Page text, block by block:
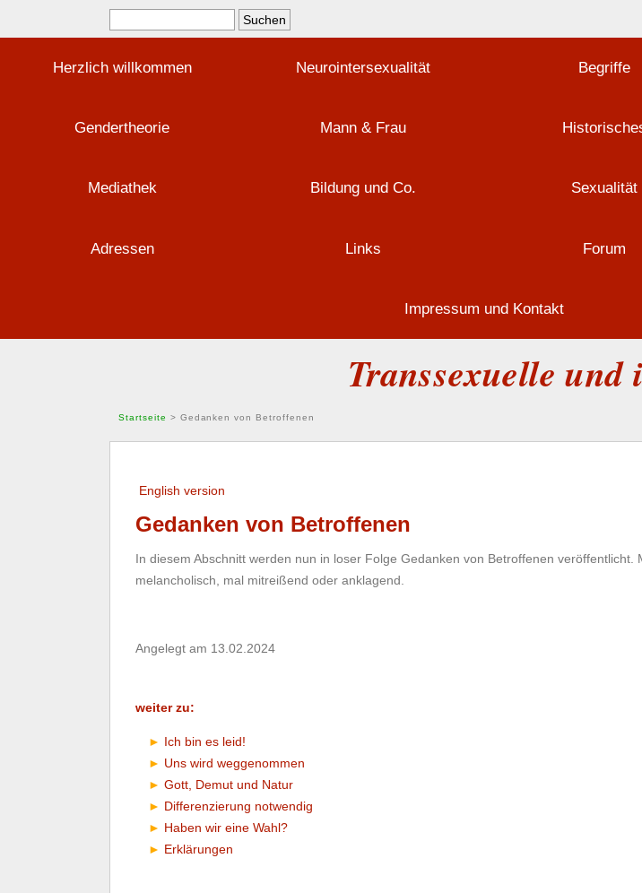
Herzlich willkommen Neurointersexualität Begriffe
Gendertheorie Mann & Frau
Mediathek Bildung und Co. Sexualität
Adressen Links Forum
Impressum und Kontakt
Transsexuelle und
Startseite > Gedanken von Betroffenen
English version
Gedanken von Betroffenen
In diesem Abschnitt werden nun in loser Folge Gedanken von Betroffenen veröffentlicht.
melancholisch, mal mitreißend oder anklagend.
Angelegt am 13.02.2024
weiter zu:
Ich bin es leid!
Uns wird weggenommen
Gott, Demut und Natur
Differenzierung notwendig
Haben wir eine Wahl?
Erklärungen